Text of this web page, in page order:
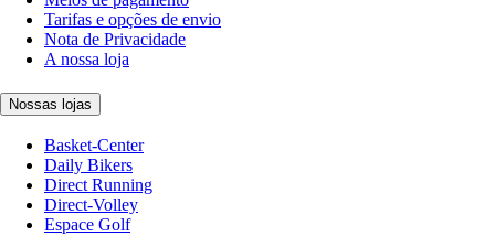
Tarifas e opções de envio
Nota de Privacidade
A nossa loja
Nossas lojas
Basket-Center
Daily Bikers
Direct Running
Direct-Volley
Espace Golf